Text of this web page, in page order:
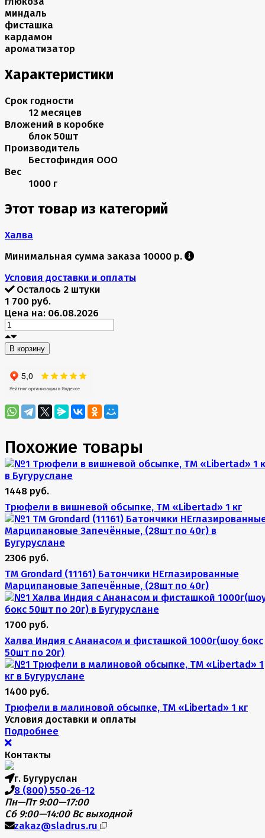
миндаль
фисташка
кардамон
ароматизатор
Характеристики
Срок годности
12 месяцев
Вложений в коробке
блок 50шт
Производитель
Бестофиндия ООО
Вес
1000 г
Этот товар из категорий
Халва
Минимальная сумма заказа 10000 р.
Условия доставки и оплаты
Осталось 2 штуки
1 700 руб.
Цена на: 06.08.2026
В корзину
Похожие товары
1448 руб.
Трюфели в вишневой обсыпке, ТМ «Libertad» 1 кг
2306 руб.
TM Grondard (11161) Батончики НЕглазированные
Марципановые Запечённые, (28шт по 40г)
1700 руб.
Халва Индия с Ананасом и фисташкой 1000г(шоу бокс
50шт по 20г)
1400 руб.
Трюфели в малиновой обсыпке, ТМ «Libertad» 1 кг
Условия доставки и оплаты
Подробнее
Контакты
г. Бугуруслан
8 (800) 550-26-12
Пн—Пт 9:00—17:00
Сб 9:00—14:00 Вс выходной
zakaz@sladrus.ru